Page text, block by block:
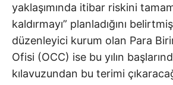
yaklaşımında itibar riskini
kaldırmayı” planladığını
düzenleyici kurum olan Para
Ofisi (OCC) ise bu yılın
kılavuzundan bu terimi